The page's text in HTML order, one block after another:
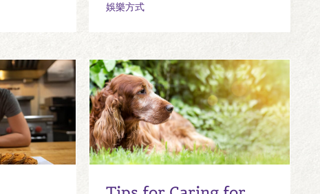
娛樂方式